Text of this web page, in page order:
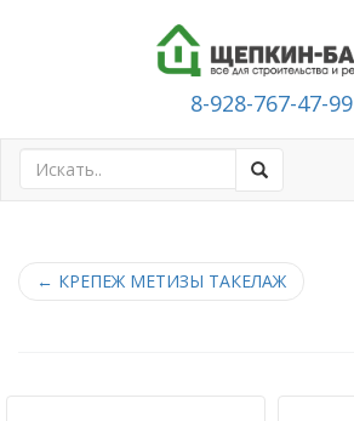
8-928-767-47-99
← КРЕПЕЖ МЕТИЗЫ ТАКЕЛАЖ